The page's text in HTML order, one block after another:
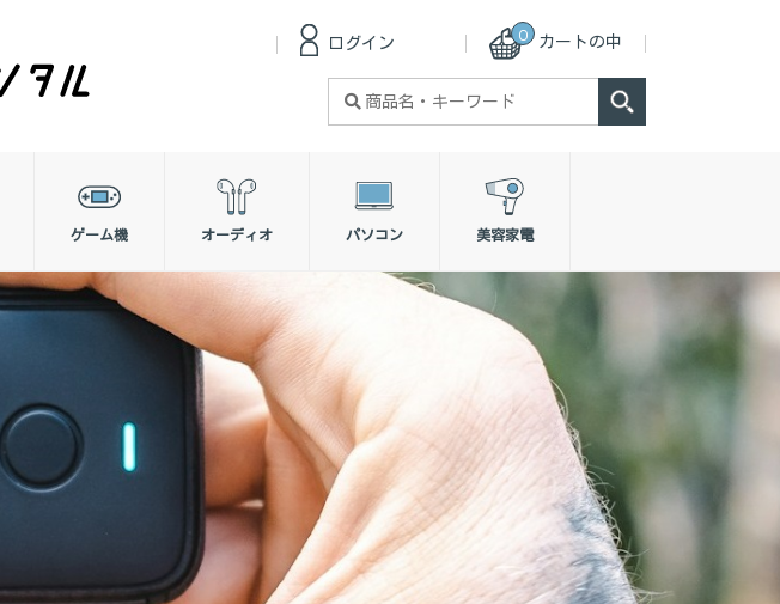
カートの中
0
ログイン
ゲーム機 オーディオ パソコン 美容家電